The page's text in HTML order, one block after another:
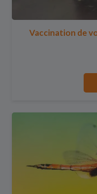
Vaccination de